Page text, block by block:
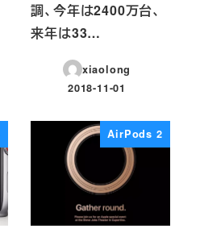
調、今年は2400万台、
来年は33…
xiaolong
投稿日
2018-11-01
AirPods 2